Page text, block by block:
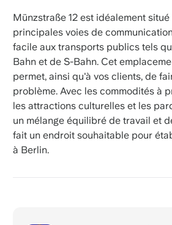
Münzstraße 12 est idéalement
principales voies de
facile aux transports publics tels
Bahn et de S-Bahn. Cet
permet, ainsi qu'à vos clients, de
problème. Avec les commodités à
les attractions culturelles et les
un mélange équilibré de travail et
fait un endroit souhaitable pour
à Berlin.